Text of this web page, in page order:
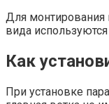
Для монтирования
вида
Как
При установке